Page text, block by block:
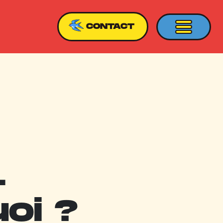
CONTACT
?